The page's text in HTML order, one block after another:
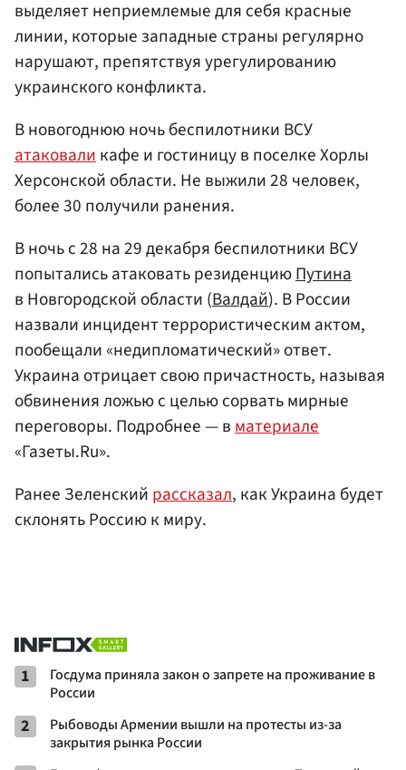
выделяет неприемлемые для себя красные
линии, которые западные страны регулярно
нарушают, препятствуя урегулированию
украинского конфликта.
В новогоднюю ночь беспилотники ВСУ
атаковаликафе и гостиницу в поселке Хорлы
Херсонской области. Не выжили 28 человек,
более 30 получили ранения.
В ночь с 28 на 29 декабря беспилотники ВСУ
попытались атаковать резиденциюПутина
в Новгородской области (Валдай). В России
назвали инцидент террористическим актом,
пообещали «недипломатический» ответ.
Украина отрицает свою причастность, называя
обвинения ложью с целью сорвать мирные
переговоры. Подробнее — вматериале
«Газеты.Ru».
Ранее Зеленский рассказал, как Украина будет
склонять Россию к миру.
1
Госдума приняла закон о запрете на проживание в
России
2
Рыбоводы Армении вышли на протесты из-за
закрытия рынка России